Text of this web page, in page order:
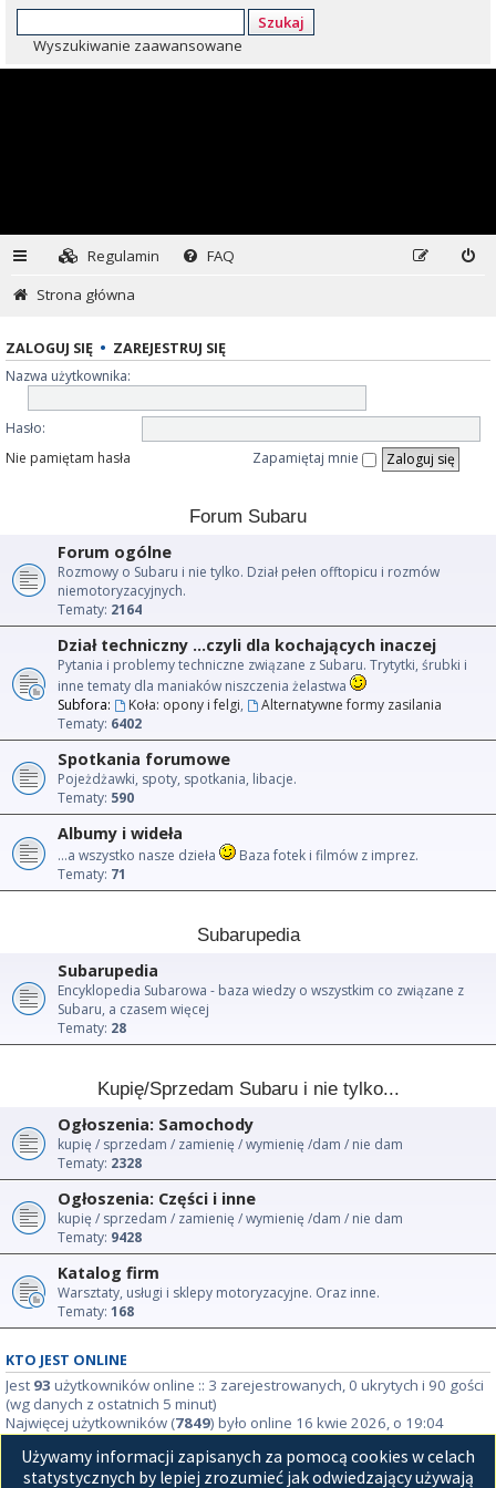
Szukaj
Wyszukiwanie zaawansowane
Regulamin
FAQ
Strona główna
ZALOGUJ SIĘ • ZAREJESTRUJ SIĘ
Nazwa użytkownika:
Hasło:
Nie pamiętam hasła
Zapamiętaj mnie
Forum Subaru
Forum ogólne
Rozmowy o Subaru i nie tylko. Dział pełen offtopicu i rozmów
niemotoryzacyjnych.
Tematy: 2164
Dział techniczny ...czyli dla kochających inaczej
Pytania i problemy techniczne związane z Subaru. Trytytki, śrubki i
inne tematy dla maniaków niszczenia żelastwa
Subfora:
Koła: opony i felgi,
Alternatywne formy zasilania
Tematy: 6402
Spotkania forumowe
Pojeżdżawki, spoty, spotkania, libacje.
Tematy: 590
Albumy i wideła
...a wszystko nasze dzieła
Baza fotek i filmów z imprez.
Tematy: 71
Subarupedia
Subarupedia
Encyklopedia Subarowa - baza wiedzy o wszystkim co związane z
Subaru, a czasem więcej
Tematy: 28
Kupię/Sprzedam Subaru i nie tylko...
Ogłoszenia: Samochody
kupię / sprzedam / zamienię / wymienię /dam / nie dam
Tematy: 2328
Ogłoszenia: Części i inne
kupię / sprzedam / zamienię / wymienię /dam / nie dam
Tematy: 9428
Katalog firm
Warsztaty, usługi i sklepy motoryzacyjne. Oraz inne.
Tematy: 168
KTO JEST ONLINE
Jest 93 użytkowników online :: 3 zarejestrowanych, 0 ukrytych i 90 gości
(wg danych z ostatnich 5 minut)
Najwięcej użytkowników (7849) było online 16 kwie 2026, o 19:04
STATYSTYKI
Używamy informacji zapisanych za pomocą cookies w celach
statystycznych by lepiej zrozumieć jak odwiedzający używają